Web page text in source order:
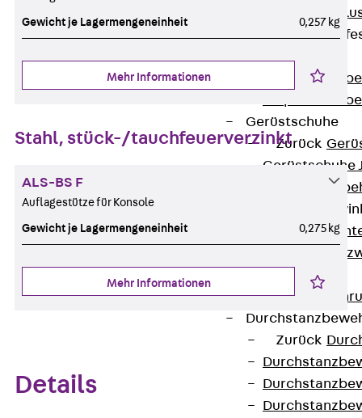
Gerüstschuhe
Zurück
Gerüstschuhe
Zurück
Zurück
Zurück
Gewicht je Lagermengeneinheit 0,257 kg
Mehr Informationen
Stahl, stück-/tauchfeuerverzinkt
ALS-BS F
Auflagestütze für Konsole
Gewicht je Lagermengeneinheit 0,275 kg
Mehr Informationen
Details